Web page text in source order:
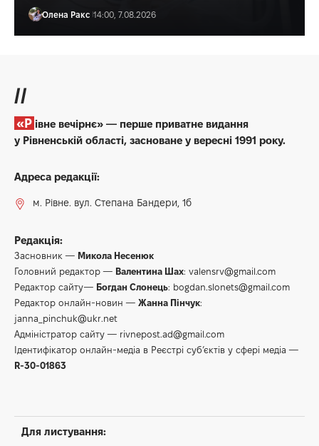
Олена Ракс 14:00, 7.08.2026
//
«Рівне вечірнє» — перше приватне видання
у Рівненській області, засноване у вересні 1991 року.
Адреса редакції:
м. Рівне. вул. Степана Бандери, 1б
Редакція:
Засновник — Микола Несенюк
Головний редактор — Валентина Шах: valensrv@gmail.com
Редактор сайту— Богдан Слонець: bogdan.slonets@gmail.com
Редактор онлайн-новин — Жанна Пінчук:
janna_pinchuk@ukr.net
Адміністратор сайту — rivnepost.ad@gmail.com
Ідентифікатор онлайн-медіа в Реєстрі суб’єктів у сфері медіа —
R-30-01863
Для листування: